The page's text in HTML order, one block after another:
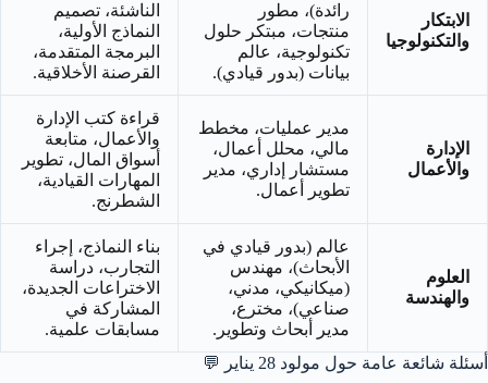
الابتكار
والتكنولوجيا
رائدة)، مطور
منتجات، مبتكر حلول
تكنولوجية، عالم
بيانات (بدور قيادي).
الناشئة، تصميم
النماذج الأولية،
البرمجة المتقدمة،
القرصنة الأخلاقية.
الإدارة
والأعمال
مدير عمليات، مخطط
مالي، محلل أعمال،
مستشار إداري، مدير
تطوير أعمال.
قراءة كتب الإدارة
والأعمال، متابعة
أسواق المال، تطوير
المهارات القيادية،
الشطرنج.
العلوم
والهندسة
عالم (بدور قيادي في
الأبحاث)، مهندس
(ميكانيكي، مدني،
صناعي)، مخترع،
مدير أبحاث وتطوير.
بناء النماذج، إجراء
التجارب، دراسة
الاختراعات الجديدة،
المشاركة في
مسابقات علمية.
أسئلة شائعة عامة حول مولود 28 يناير
💬